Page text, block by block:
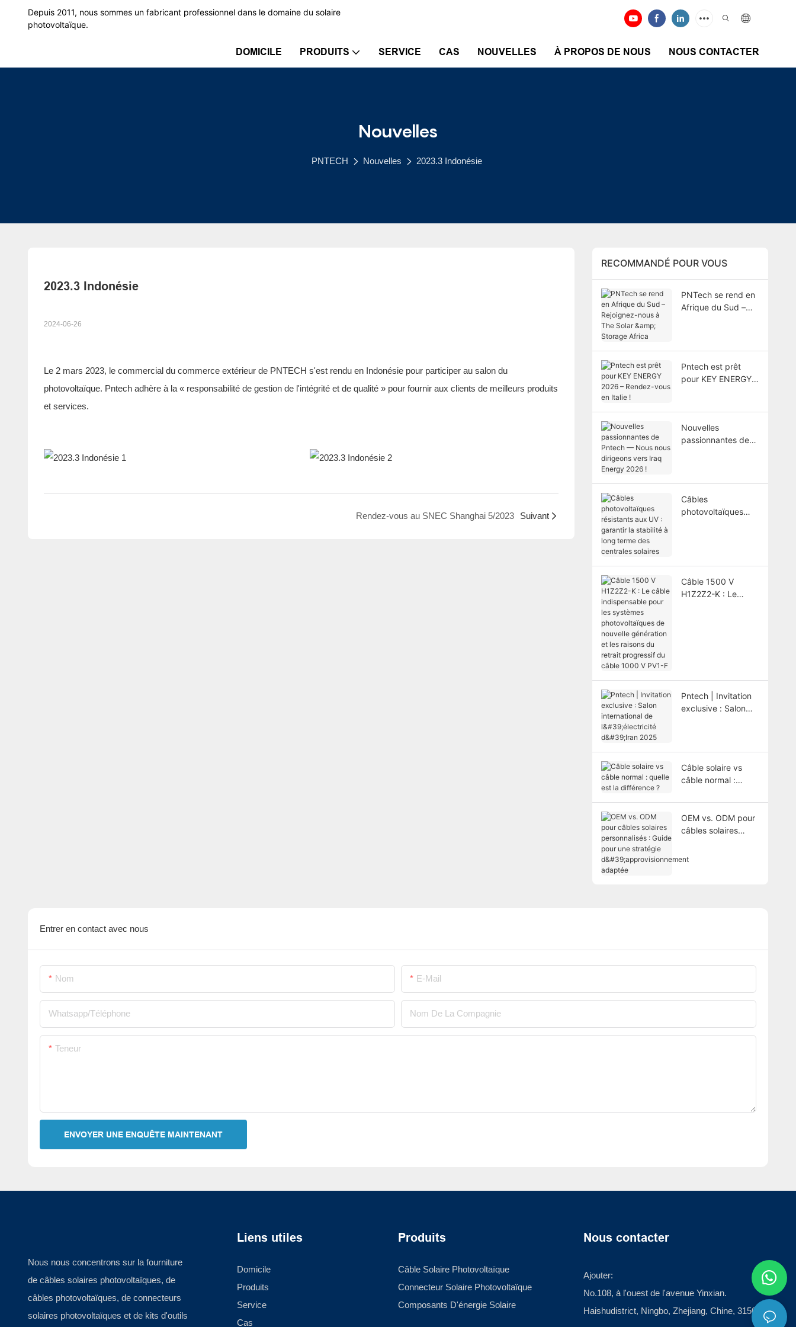
Depuis 2011, nous sommes un fabricant professionnel dans le domaine du solaire
photovoltaïque.
DOMICILE PRODUITS SERVICE CAS NOUVELLES À PROPOS DE NOUS NOUS CONTACTER
Nouvelles
PNTECH Nouvelles 2023.3 Indonésie
2023.3 Indonésie
2024-06-26
Le 2 mars 2023, le commercial du commerce extérieur de PNTECH s'est rendu en Indonésie pour participer au salon du
photovoltaïque. Pntech adhère à la « responsabilité de gestion de l'intégrité et de qualité » pour fournir aux clients de meilleurs produits
et services.
Rendez-vous au SNEC Shanghai 5/2023 Suivant
RECOMMANDÉ POUR VOUS
PNTech se rend en
Afrique du Sud –
Pntech est prêt
pour KEY ENERGY
Nouvelles
passionnantes de
Câbles
photovoltaïques
Câble 1500 V
H1Z2Z2-K : Le
câble 1000 V PV1-F
Pntech | Invitation
exclusive : Salon
Câble solaire vs
câble normal :
différence ?
OEM vs. ODM pour
câbles solaires
Guide pour une
Entrer en contact avec nous
Nom E-Mail
Whatsapp/Téléphone Nom De La Compagnie
Teneur
ENVOYER UNE ENQUÊTE MAINTENANT
Nous nous concentrons sur la fourniture
de câbles solaires photovoltaïques, de
câbles photovoltaïques, de connecteurs
solaires photovoltaïques et de kits d'outils
Liens utiles
Domicile
Produits
Service
Cas
Produits
Câble Solaire Photovoltaïque
Connecteur Solaire Photovoltaïque
Composants D'énergie Solaire
Nous contacter
Ajouter:
No.108, à l'ouest de l'avenue Yinxian.
Haishudistrict, Ningbo, Zhejiang, Chine, 315012